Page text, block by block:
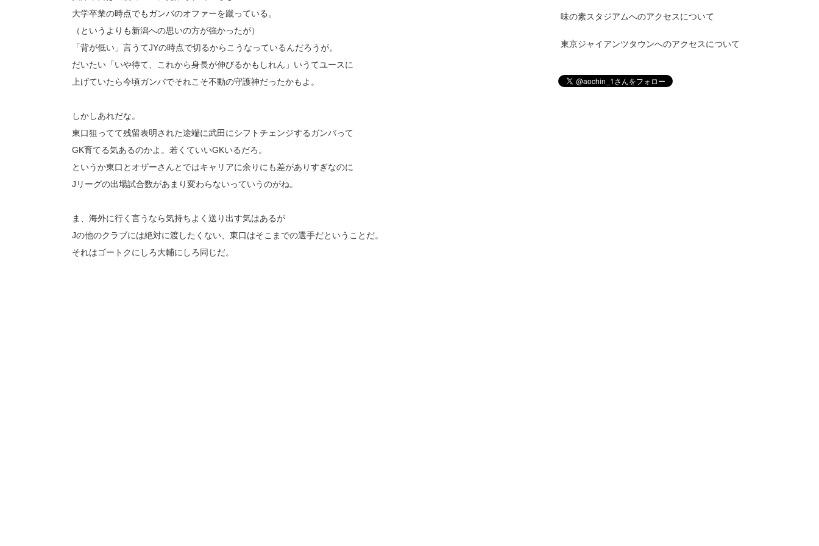
大学卒業の時点でもガンバのオファーを蹴っている。
（というよりも新潟への思いの方が強かったが）
「背が低い」言うてJYの時点で切るからこうなっているんだろうが。
だいたい「いや待て、これから身長が伸びるかもしれん」いうてユースに
上げていたら今頃ガンバでそれこそ不動の守護神だったかもよ。
しかしあれだな。
東口狙ってて残留表明された途端に武田にシフトチェンジするガンバって
GK育てる気あるのかよ。若くていいGKいるだろ。
というか東口とオザーさんとではキャリアに余りにも差がありすぎなのに
Jリーグの出場試合数があまり変わらないっていうのがね。
ま、海外に行く言うなら気持ちよく送り出す気はあるが
Jの他のクラブには絶対に渡したくない、東口はそこまでの選手だということだ。
それはゴートクにしろ大輔にしろ同じだ。
味の素スタジアムへのアクセスについて
東京ジャイアンツタウンへのアクセスについて